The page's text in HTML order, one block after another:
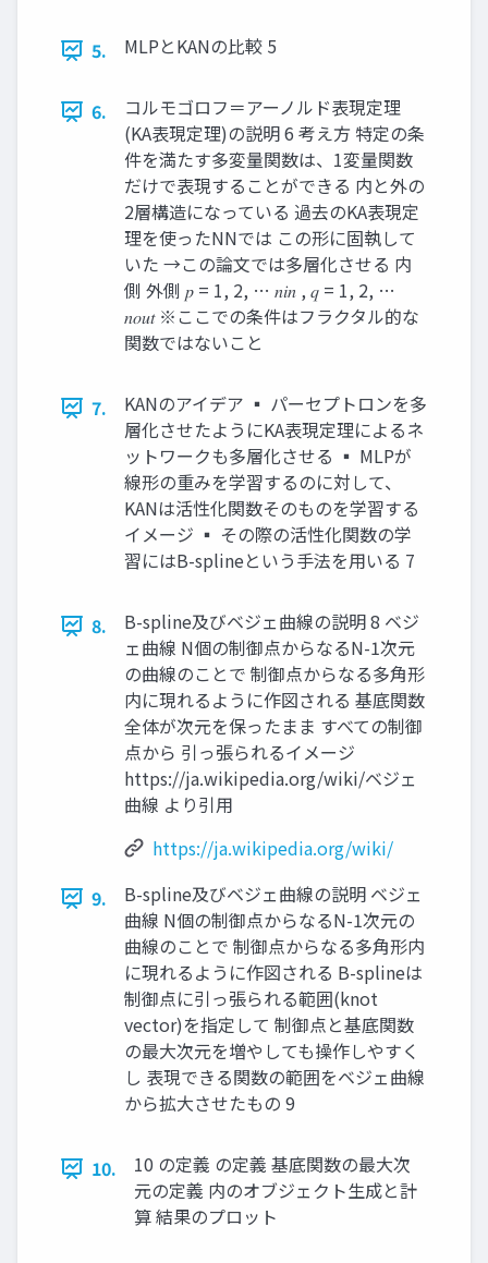
5. MLPとKANの比較 5
6.
コルモゴロフ＝アーノルド表現定理
(KA表現定理)の説明 6 考え方 特定の条
件を満たす多変量関数は、1変量関数
だけで表現することができる 内と外の
2層構造になっている 過去のKA表現定
理を使ったNNでは この形に固執して
いた →この論文では多層化させる 内
側 外側 𝑝 = 1, 2, … 𝑛𝑖𝑛 , 𝑞 = 1, 2, …
𝑛𝑜𝑢𝑡 ※ここでの条件はフラクタル的な
関数ではないこと
7.
KANのアイデア ▪ パーセプトロンを多
層化させたようにKA表現定理によるネ
ットワークも多層化させる ▪ MLPが
線形の重みを学習するのに対して、
KANは活性化関数そのものを学習する
イメージ ▪ その際の活性化関数の学
習にはB-splineという手法を用いる 7
8.
B-spline及びベジェ曲線の説明 8 ベジ
ェ曲線 N個の制御点からなるN-1次元
の曲線のことで 制御点からなる多角形
内に現れるように作図される 基底関数
全体が次元を保ったまま すべての制御
点から 引っ張られるイメージ
https://ja.wikipedia.org/wiki/ベジェ
曲線 より引用
https://ja.wikipedia.org/wiki/
9.
B-spline及びベジェ曲線の説明 ベジェ
曲線 N個の制御点からなるN-1次元の
曲線のことで 制御点からなる多角形内
に現れるように作図される B-splineは
制御点に引っ張られる範囲(knot
vector)を指定して 制御点と基底関数
の最大次元を増やしても操作しやすく
し 表現できる関数の範囲をベジェ曲線
から拡大させたもの 9
10.
10 の定義 の定義 基底関数の最大次
元の定義 内のオブジェクト生成と計
算 結果のプロット